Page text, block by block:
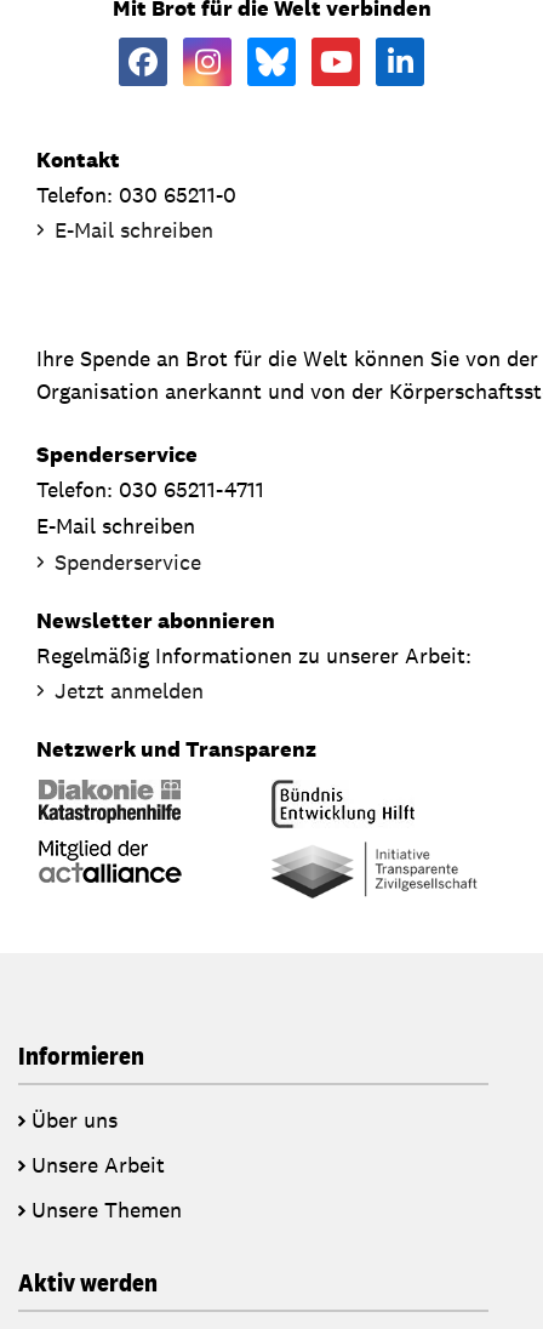
Mit Brot für die Welt verbinden
Kontakt
Telefon: 030 65211-0
E-Mail schreiben
Ihre Spende an Brot für die Welt können Sie von
Organisation anerkannt und von der
Spenderservice
Telefon: 030 65211-4711
E-Mail schreiben
Spenderservice
Newsletter abonnieren
Regelmäßig Informationen zu unserer Arbeit:
Jetzt anmelden
Netzwerk und Transparenz
Informieren
Über uns
Unsere Arbeit
Unsere Themen
Aktiv werden